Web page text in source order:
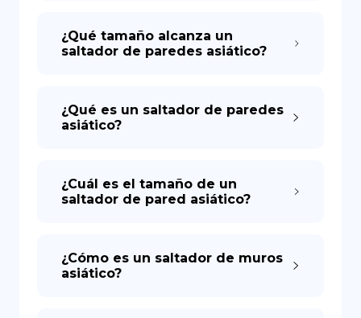
¿Qué tamaño alcanza un
saltador de paredes asiático?
¿Qué es un saltador de paredes
asiático?
¿Cuál es el tamaño de un
saltador de pared asiático?
¿Cómo es un saltador de muros
asiático?